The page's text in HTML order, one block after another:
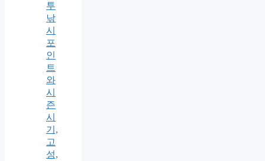
투
낚
시
포
인
트
와
시
즌
시
기,
고
성,